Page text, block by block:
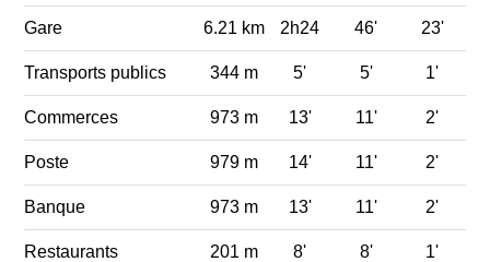
Gare 6.21 km 2h24 46' 23'
Transports publics 344 m 5' 5' 1'
Commerces 973 m 13' 11' 2'
Poste 979 m 14' 11' 2'
Banque 973 m 13' 11' 2'
Restaurants 201 m 8' 8' 1'